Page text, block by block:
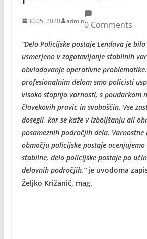
30.05. 2020 admin0 Comments
“Delo Policijske postaje Lendava je
usmerjeno v zagotavljanje stabilnih
obvladovanje operativne
profesionalnim delom smo policisti
visoko stopnjo varnosti, s poudarkom
človekovih pravic in svoboščin. Vse
dosegli, kar se kaže v izboljšanju ali
posameznih področjih dela. Varnostne
območju policijske postaje
stabilne, delo policijske postaje pa
delovnih področjih,”je uvodoma
Željko Križanič, mag.